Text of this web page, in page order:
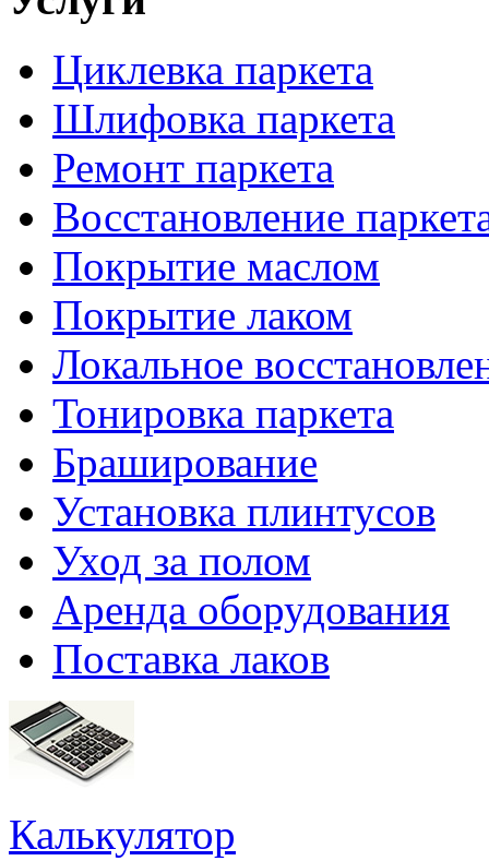
Циклевка паркета
Шлифовка паркета
Ремонт паркета
Восстановление
Покрытие маслом
Покрытие лаком
Локальное
Тонировка паркета
Браширование
Установка плинтусов
Уход за полом
Аренда оборудования
Поставка лаков
Калькулятор